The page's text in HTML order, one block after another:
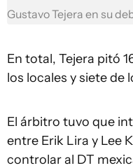
Gustavo Tejera en su
En total, Tejera pitó
los locales y siete de
El árbitro tuvo que
entre Erik Lira y Lee
controlar al DT